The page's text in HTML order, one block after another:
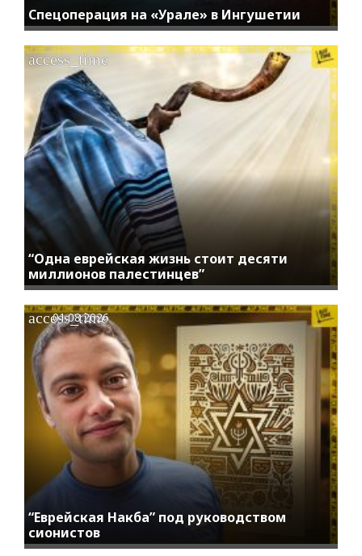
Спецоперация на «Урале» в Ингушетии
“Одна еврейская жизнь стоит десяти
миллионов палестинцев”
access_time
“Еврейская Накба” под руководством
сионистов
access_time
01.08.2026